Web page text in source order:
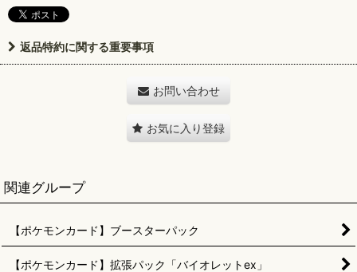
返品特約に関する重要事項
お問い合わせ
お気に入り登録
関連グループ
【ポケモンカード】ブースターパック
【ポケモンカード】拡張パック「バイオレットex」